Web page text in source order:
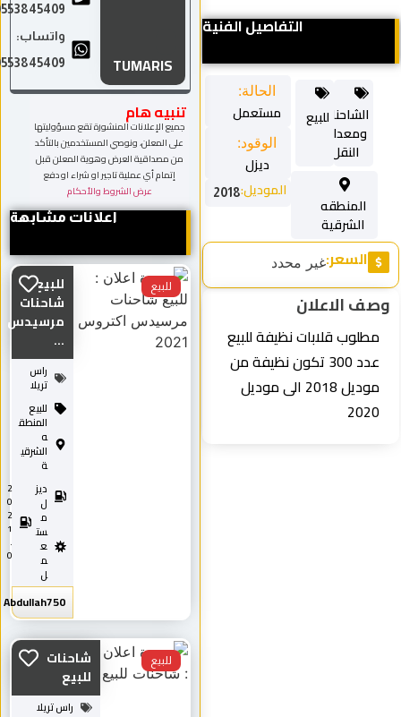
التفاصيل الفنية
الحالة:
مستعمل
الوقود:
ديزل
الموديل:2018
المنطقه
الشرقية
الشاحنات
ومعدات
النقل
للبيع
السعر:غير محدد
وصف الاعلان
مطلوب قلابات نظيفة للبيع
عدد 300 تكون نظيفة من
موديل 2018 الى موديل
2020
TUMARIS
0553845409
واتساب:
0553845409
تنبيه هام
جميع الإعلانات المنشورة تقع مسؤوليتها
على المعلن، ونوصي المستخدمين بالتأكد
من مصداقية العرض وهوية المعلن قبل
إتمام أي عملية تاجير او شراء او دفع
عرض الشروط والأحكام
اعلانات مشابهة
للبيع
شاحنات
مرسيدس
...
راس
تريلا
للبيع
المنطق
ه
الشرقي
ة
ديز
ل
م
ست
ع
م
ل
2
2
Abdullah750
للبيع
شاحنات
للبيع
راس تريلا
للبيع